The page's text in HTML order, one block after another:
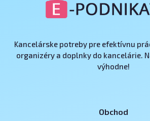
Kancelárske potreby pre efektívnu
organizéry a doplnky do kancelárie.
výhodne!
Obchod